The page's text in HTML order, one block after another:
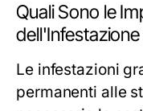
Quali Sono le
Le infestazioni
permanenti alle